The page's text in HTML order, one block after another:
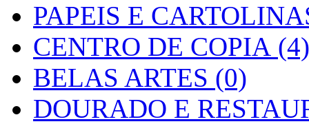
PAPEIS E
CENTRO DE COPIA (4)
BELAS ARTES (0)
DOURADO E